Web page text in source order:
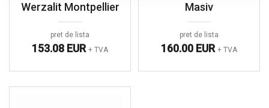
Werzalit Montpellier
pret de lista
153.08 EUR + TVA
Masiv
pret de lista
160.00 EUR + TVA